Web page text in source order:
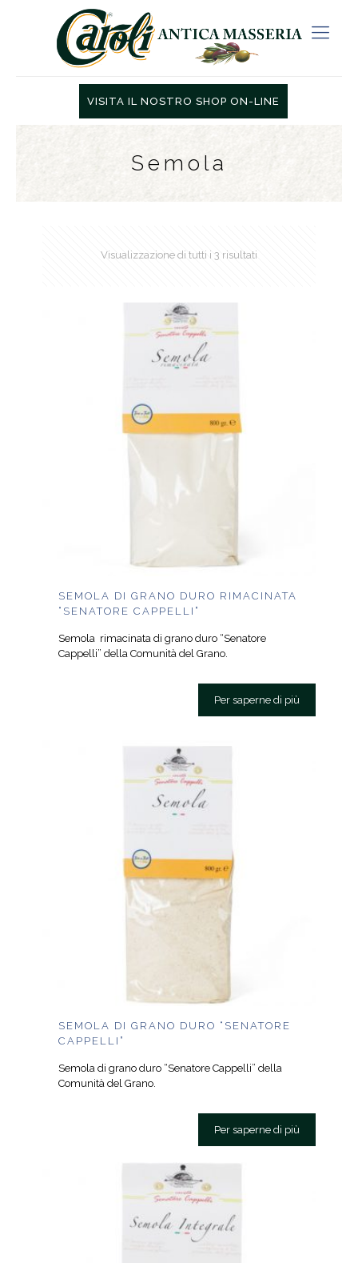
VISITA IL NOSTRO SHOP ON-LINE
Semola
Visualizzazione di tutti i 3 risultati
SEMOLA DI GRANO DURO RIMACINATA
“SENATORE CAPPELLI”
Semola rimacinata di grano duro “Senatore
Cappelli” della Comunità del Grano.
Per saperne di più
SEMOLA DI GRANO DURO “SENATORE
CAPPELLI”
Semola di grano duro “Senatore Cappelli” della
Comunità del Grano.
Per saperne di più